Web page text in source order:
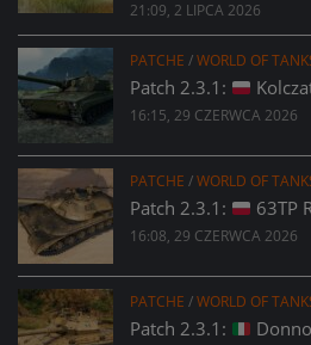
21:09, 2 LIPCA 2026
PATCHE /WORLD OF
Patch 2.3.1:
16:15, 29 CZERWCA 2026
PATCHE /WORLD OF
Patch 2.3.1: 63TP
16:08, 29 CZERWCA 2026
PATCHE /WORLD OF
Patch 2.3.1: